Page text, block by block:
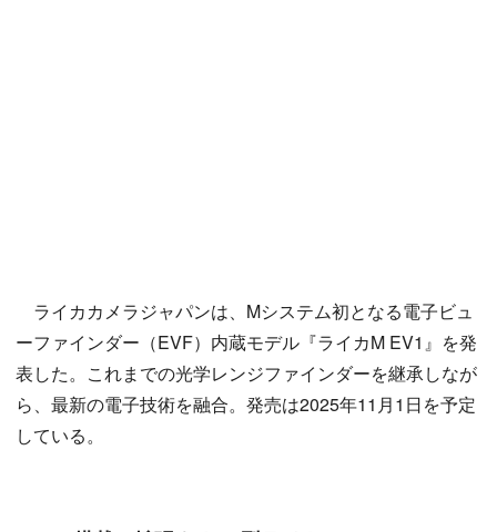
ライカカメラジャパンは、Mシステム初となる電子ビュ
ーファインダー（EVF）内蔵モデル『ライカM EV1』を発
表した。これまでの光学レンジファインダーを継承しなが
ら、最新の電子技術を融合。発売は2025年11月1日を予定
している。